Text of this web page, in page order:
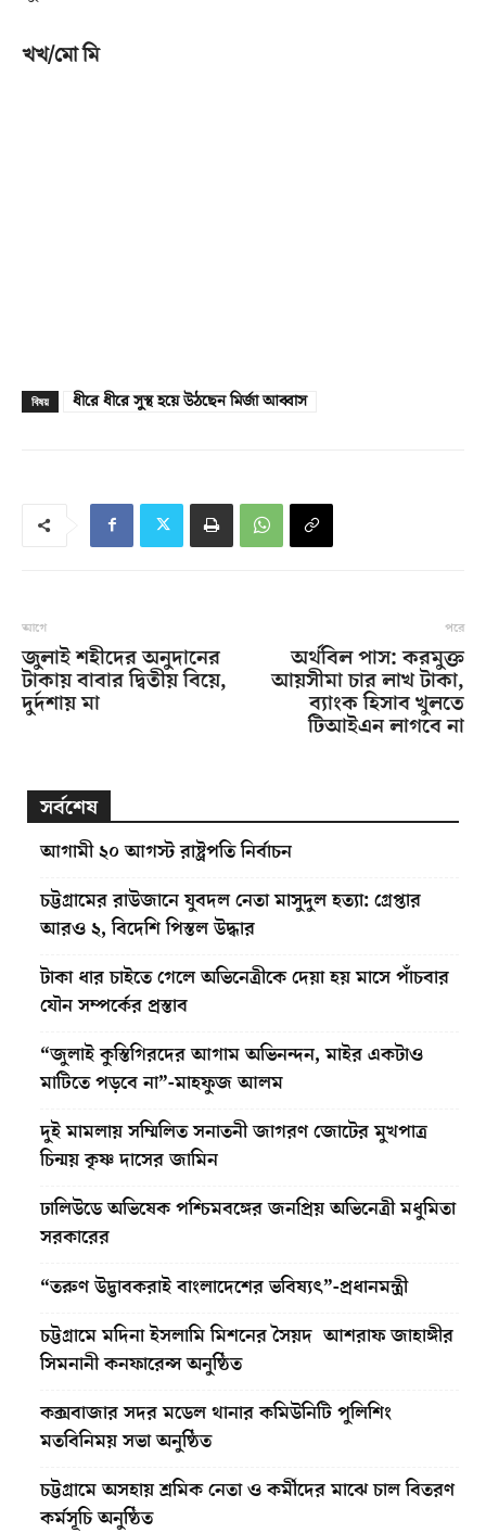
খখ/মো মি
বিষয় ধীরে ধীরে সুস্থ হয়ে উঠছেন মির্জা আব্বাস
আগে
জুলাই শহীদের অনুদানের
টাকায় বাবার দ্বিতীয় বিয়ে,
দুর্দশায় মা
পরে
অর্থবিল পাস: করমুক্ত
আয়সীমা চার লাখ টাকা,
ব্যাংক হিসাব খুলতে
টিআইএন লাগবে না
সর্বশেষ
আগামী ২০ আগস্ট রাষ্ট্রপতি নির্বাচন
চট্টগ্রামের রাউজানে যুবদল নেতা মাসুদুল হত্যা: গ্রেপ্তার
আরও ২, বিদেশি পিস্তল উদ্ধার
টাকা ধার চাইতে গেলে অভিনেত্রীকে দেয়া হয় মাসে পাঁচবার
যৌন সম্পর্কের প্রস্তাব
“জুলাই কুস্তিগিরদের আগাম অভিনন্দন, মাইর একটাও
মাটিতে পড়বে না”-মাহফুজ আলম
দুই মামলায় সম্মিলিত সনাতনী জাগরণ জোটের মুখপাত্র
চিন্ময় কৃষ্ণ দাসের জামিন
ঢালিউডে অভিষেক পশ্চিমবঙ্গের জনপ্রিয় অভিনেত্রী মধুমিতা
সরকারের
“তরুণ উদ্ভাবকরাই বাংলাদেশের ভবিষ্যৎ”-প্রধানমন্ত্রী
চট্টগ্রামে মদিনা ইসলামি মিশনের সৈয়দ আশরাফ জাহাঙ্গীর
সিমনানী কনফারেন্স অনুষ্ঠিত
কক্সবাজার সদর মডেল থানার কমিউনিটি পুলিশিং
মতবিনিময় সভা অনুষ্ঠিত
চট্টগ্রামে অসহায় শ্রমিক নেতা ও কর্মীদের মাঝে চাল বিতরণ
কর্মসূচি অনুষ্ঠিত